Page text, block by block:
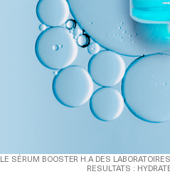
LE SÉRUM BOOSTER H.A DES
RESULTATS :